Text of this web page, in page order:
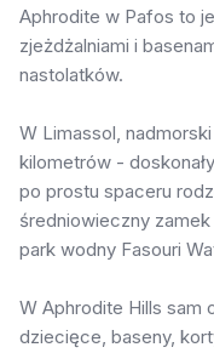
Aphrodite w Pafos to
zjeżdżalniami i
nastolatków.
W Limassol,
kilometrów -
po prostu spaceru
średniowieczny
park wodny Fasouri
W Aphrodite Hills sam
dziecięce, baseny,